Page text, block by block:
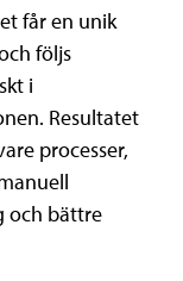
får en unik
följs
i
Resultatet
processer,
och bättre